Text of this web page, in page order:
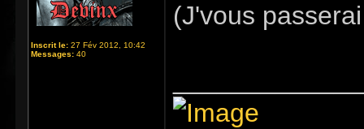
Inscrit le: 27 Fév 2012, 10:42
Messages: 40
(J'vous